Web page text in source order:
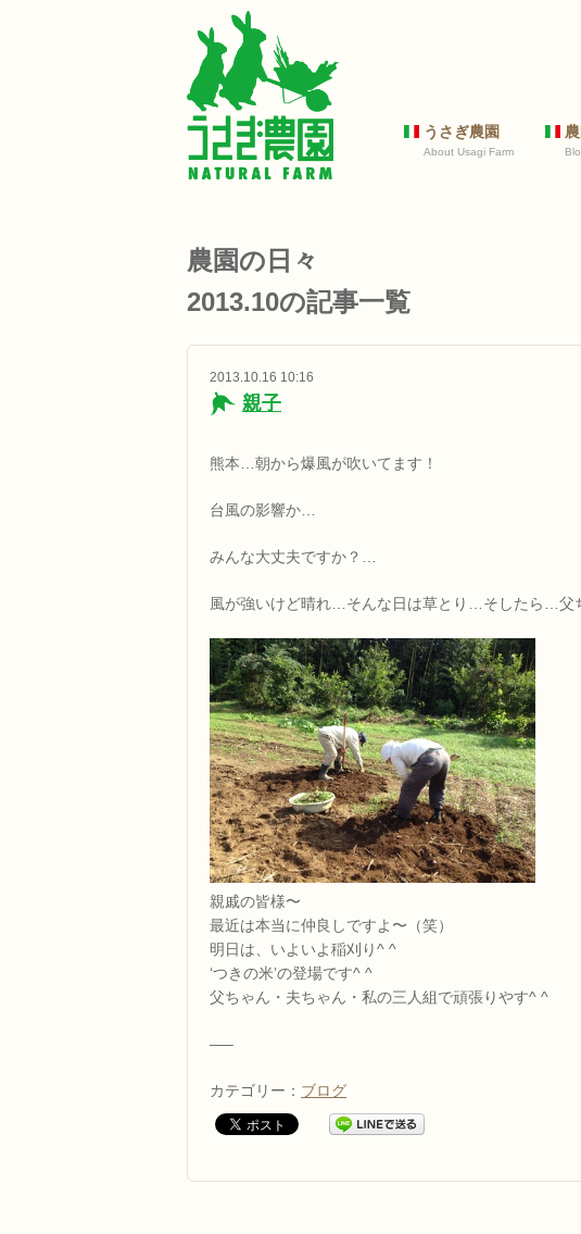
うさぎ農園
About Usagi Farm
農園の日々
2013.10の記事一覧
2013.10.16 10:16
親子
熊本…朝から爆風が吹いてます！
台風の影響か…
みんな大丈夫ですか？…
風が強いけど晴れ…そんな日は草とり…そしたら…父
親戚の皆様〜
最近は本当に仲良しですよ〜（笑）
明日は、いよいよ稲刈り^ ^
‘つきの米’の登場です^ ^
父ちゃん・夫ちゃん・私の三人組で頑張りやす^ ^
—–
カテゴリー： ブログ